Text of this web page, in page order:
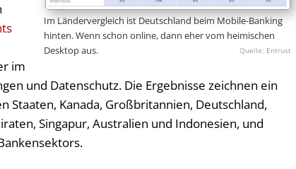
Im Ländervergleich ist Deutschland beim Mobile-Banking
hinten. Wenn schon online, dann eher vom heimischen
Desktop aus.
Entrust
im
und Datenschutz. Die Ergebnisse zeichnen ein
Staaten, Kanada, Großbritannien, Deutschland,
Singapur, Australien und Indonesien, und